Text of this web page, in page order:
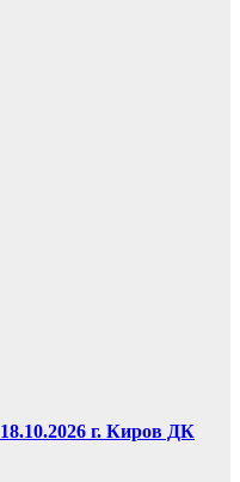
г. Киров ДК